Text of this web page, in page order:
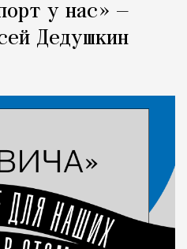
у нас» —
Дедушкин